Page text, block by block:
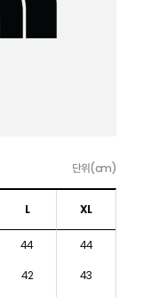
단위(cm)
L XL
44
44
42
43